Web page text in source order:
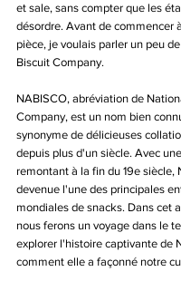
et sale, sans compter que les
désordre. Avant de commencer
pièce, je voulais parler un peu
Biscuit Company.
NABISCO, abréviation de
Company, est un nom bien
synonyme de délicieuses
depuis plus d'un siècle. Avec
remontant à la fin du 19e siècle,
devenue l'une des principales
mondiales de snacks. Dans cet
nous ferons un voyage dans le
explorer l'histoire captivante de
comment elle a façonné notre